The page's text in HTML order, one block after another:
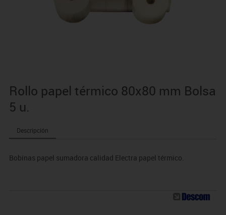
Rollo papel térmico 80x80 mm Bolsa
5 u.
Descripción
Bobinas papel sumadora calidad Electra papel térmico.